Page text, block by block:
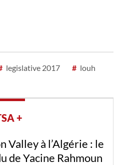
legislative 2017 # louh
+
un véhicule de la
: l’assaillant arrêté